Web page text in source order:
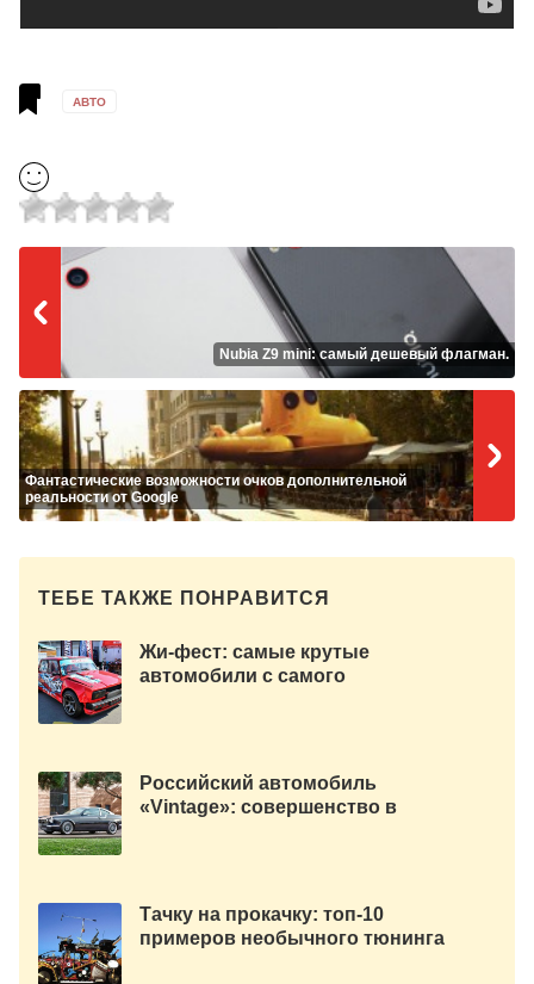
АВТО
Nubia Z9 mini: самый дешевый флагман.
Фантастические возможности очков дополнительной
реальности от Google
ТЕБЕ ТАКЖЕ ПОНРАВИТСЯ
Жи-фест: самые крутые
автомобили с самого
Российский автомобиль
«Vintage»: совершенство в
Тачку на прокачку: топ-10
примеров необычного тюнинга